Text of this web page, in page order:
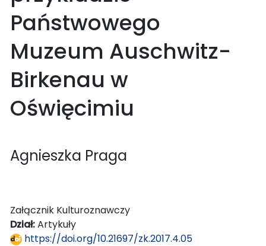
Państwowego
Muzeum Auschwitz-
Birkenau w
Oświęcimiu
Agnieszka Praga
Załącznik Kulturoznawczy
Dział:Artykuły
https://doi.org/10.21697/zk.2017.4.05